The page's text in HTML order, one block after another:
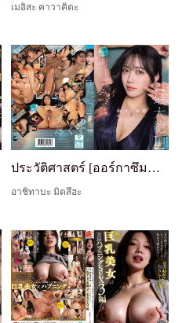
เมอิสะ คาวาคิตะ
ประวัติศาสตร์ [ออร์กาซึมที่ยิ่งใหญ่ที่สุด] ของ มิตสึฮะ อาสึฮะ: เดบิวต์แตกใน เย็ดสดเสียว
อาชิทาบะ มิตสึฮะ